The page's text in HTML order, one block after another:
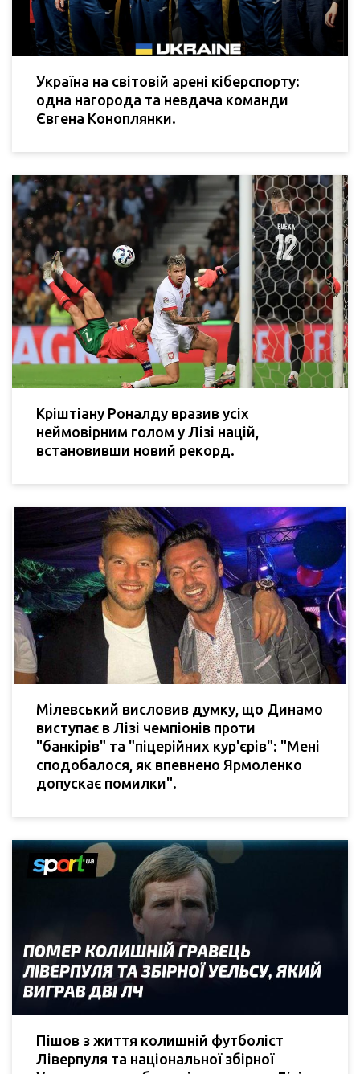
Україна на світовій арені кіберспорту:
одна нагорода та невдача команди
Євгена Коноплянки.
Кріштіану Роналду вразив усіх
неймовірним голом у Лізі націй,
встановивши новий рекорд.
Мілевський висловив думку, що Динамо
виступає в Лізі чемпіонів проти
"банкірів" та "піцерійних кур'єрів": "Мені
сподобалося, як впевнено Ярмоленко
допускає помилки".
Пішов з життя колишній футболіст
Ліверпуля та національної збірної